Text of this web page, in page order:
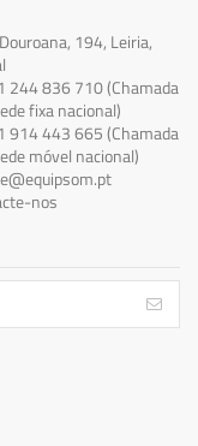
194, Leiria,
244 836 710 (Chamada
fixa nacional)
914 443 665 (Chamada
móvel nacional)
nos